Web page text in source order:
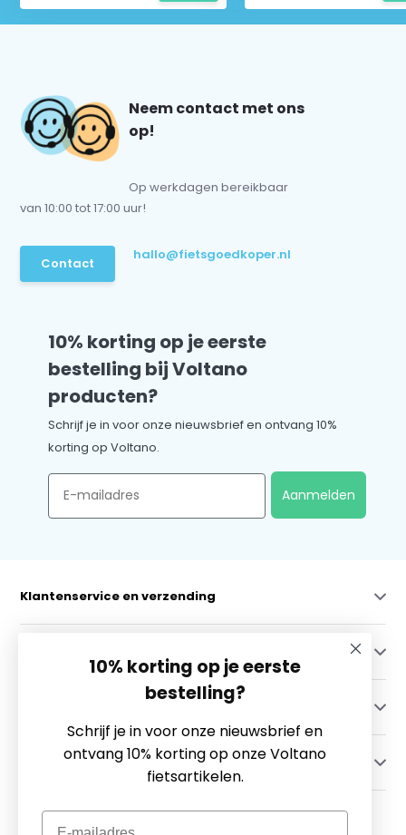
Neem contact met ons
op!
Op werkdagen bereikbaar
van 10:00 tot 17:00 uur!
Contact
hallo@fietsgoedkoper.nl
10% korting op je eerste
bestelling bij Voltano
producten?
Schrijf je in voor onze nieuwsbrief en ontvang 10%
korting op Voltano.
Email
Aanmelden
Klantenservice en verzending
Contact
10% korting op je eerste
bestelling?
Schrijf je in voor onze nieuwsbrief en
ontvang 10% korting op onze Voltano
fietsartikelen.
Email